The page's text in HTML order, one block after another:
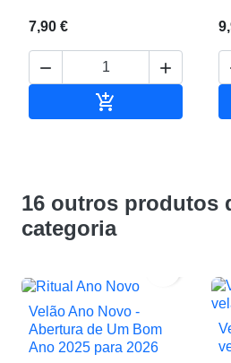
7,90 €
 

16 outros produtos
categoria
Velão Ano Novo -
Abertura de Um Bom
Ano 2025 para 2026